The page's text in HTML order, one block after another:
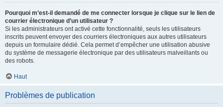
Pourquoi m’est-il demandé de me connecter lorsque je clique sur le lien de
courrier électronique d’un utilisateur ?
Si les administrateurs ont activé cette fonctionnalité, seuls les utilisateurs
inscrits peuvent envoyer des courriers électroniques aux autres utilisateurs
depuis un formulaire dédié. Cela permet d’empêcher une utilisation abusive
du système de messagerie électronique par des utilisateurs malveillants ou
des robots.
Haut
Problèmes de publication